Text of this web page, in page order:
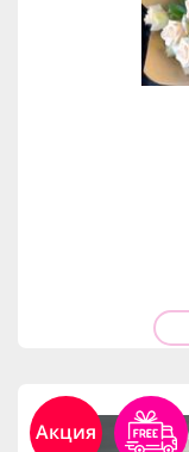
Акция